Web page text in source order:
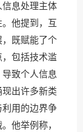
息处理主体
他提到，互
既赋能了个
包括技术滥
致个人信息
出许多新类
用的边界争
他举例称，